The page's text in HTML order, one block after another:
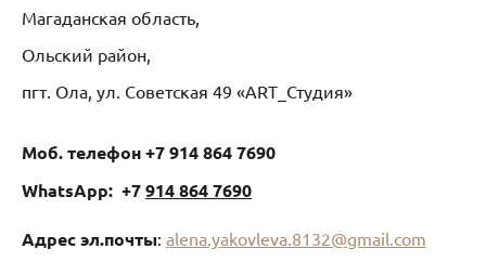
Магаданская область,
Ольский район,
пгт. Ола, ул. Советская 49 «ART_Студия»
Моб. телефон +7 914 864 7690
WhatsApp: +7914 864 7690
Адрес эл.почты: alena.yakovleva.8132@gmail.com